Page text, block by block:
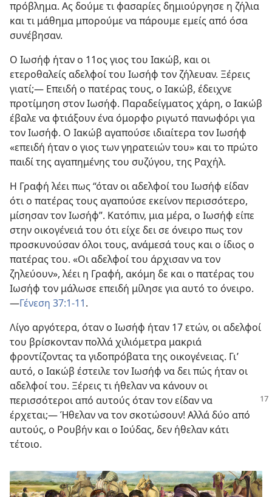
πρόβλημα. Ας δούμε τι φασαρίες δημιούργησε η ζήλια
και τι μάθημα μπορούμε να πάρουμε εμείς από όσα
συνέβησαν.
Ο Ιωσήφ ήταν ο 11ος γιος του Ιακώβ, και οι
ετεροθαλείς αδελφοί του Ιωσήφ τον ζήλευαν. Ξέρεις
γιατί;​— Επειδή ο πατέρας τους, ο Ιακώβ, έδειχνε
προτίμηση στον Ιωσήφ. Παραδείγματος χάρη, ο Ιακώβ
έβαλε να φτιάξουν ένα όμορφο ριγωτό πανωφόρι για
τον Ιωσήφ. Ο Ιακώβ αγαπούσε ιδιαίτερα τον Ιωσήφ
«επειδή ήταν ο γιος των γηρατειών του» και το πρώτο
παιδί της αγαπημένης του συζύγου, της Ραχήλ.
Η Γραφή λέει πως “όταν οι αδελφοί του Ιωσήφ είδαν
ότι ο πατέρας τους αγαπούσε εκείνον περισσότερο,
μίσησαν τον Ιωσήφ”. Κατόπιν, μια μέρα, ο Ιωσήφ είπε
στην οικογένειά του ότι είχε δει σε όνειρο πως τον
προσκυνούσαν όλοι τους, ανάμεσά τους και ο ίδιος ο
πατέρας του. «Οι αδελφοί του άρχισαν να τον
ζηλεύουν», λέει η Γραφή, ακόμη δε και ο πατέρας του
Ιωσήφ τον μάλωσε επειδή μίλησε για αυτό το όνειρο.​
—Γένεση 37:1-11.
Λίγο αργότερα, όταν ο Ιωσήφ ήταν 17 ετών, οι αδελφοί
του βρίσκονταν πολλά χιλιόμετρα μακριά
φροντίζοντας τα γιδοπρόβατα της οικογένειας. Γι’
αυτό, ο Ιακώβ έστειλε τον Ιωσήφ να δει πώς ήταν οι
αδελφοί του. Ξέρεις τι ήθελαν να κάνουν οι
περισσότεροιαπό αυτούς όταν τον είδαν να
έρχεται;​— Ήθελαν να τον σκοτώσουν! Αλλά δύο από
αυτούς, ο Ρουβήν και ο Ιούδας, δεν ήθελαν κάτι
τέτοιο.